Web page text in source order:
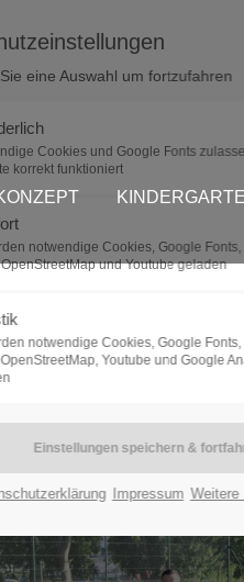
col2" existiert
leider
eine Auswahl um fortzufahren
Cookies und Google Fonts
korrekt funktioniert
notwendige Cookies, Google
und Youtube geladen
notwendige Cookies, Google
Youtube und Google
Impressum Weitere